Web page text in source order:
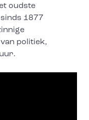
oudste
1877
politiek,